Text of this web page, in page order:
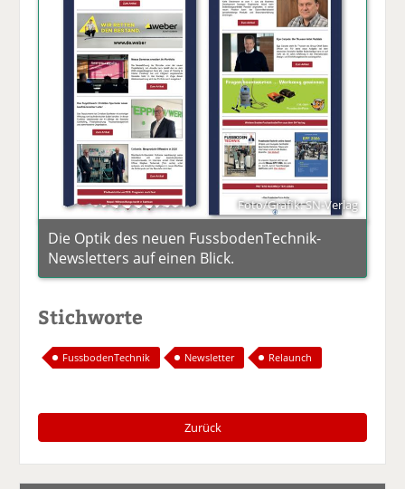
Foto/Grafik: SN-Verlag
Die Optik des neuen FussbodenTechnik-
Newsletters auf einen Blick.
Stichworte
FussbodenTechnik Newsletter Relaunch
Zurück